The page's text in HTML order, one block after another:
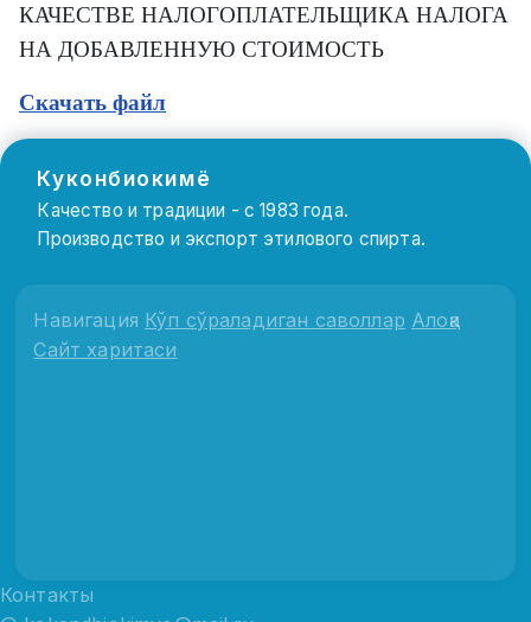
КАЧЕСТВЕ НАЛОГОПЛАТЕЛЬЩИКА НАЛОГА
НА ДОБАВЛЕННУЮ СТОИМОСТЬ
Скачать файл
Куконбиокимё
Качество и традиции - с 1983 года.
Производство и экспорт этилового спирта.
Навигация Кўп сўраладиган саволлар Алоқа
Сайт харитаси
Контакты